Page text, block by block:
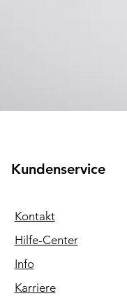
Kundenservice
Kontakt
Hilfe-Center
Info
Karriere